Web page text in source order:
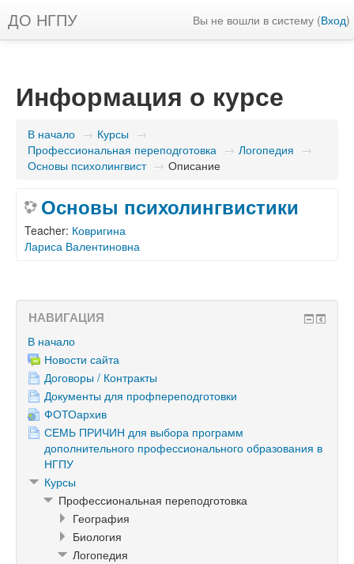
ДО НГПУ Вы не вошли в систему (Вход)
Информация о курсе
В начало → Курсы →
Профессиональная переподготовка → Логопедия →
Основы психолингвист → Описание
Основы психолингвистики
Teacher: Ковригина
Лариса Валентиновна
НАВИГАЦИЯ
В начало
Новости сайта
Договоры / Контракты
Документы для профпереподготовки
ФОТОархив
СЕМЬ ПРИЧИН для выбора программ
дополнительного профессионального образования в
НГПУ
Курсы
Профессиональная переподготовка
География
Биология
Логопедия